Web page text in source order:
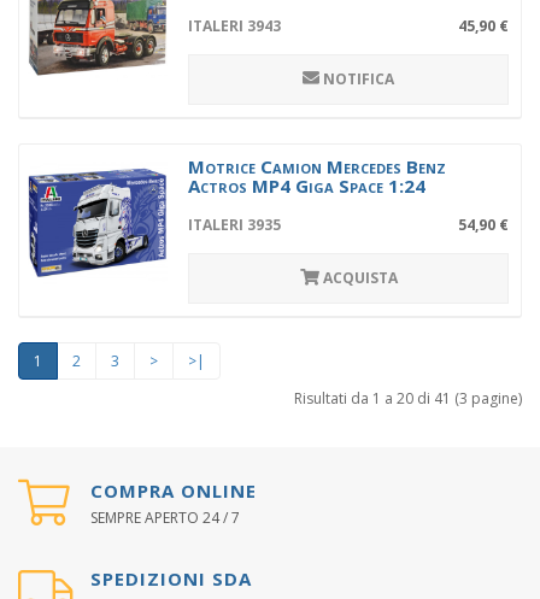
ITALERI 3943 45,90 €
NOTIFICA
Motrice Camion Mercedes Benz
Actros MP4 Giga Space 1:24
ITALERI 3935 54,90 €
ACQUISTA
1 2 3 >
>|
Risultati da 1 a 20 di 41 (3 pagine)
COMPRA ONLINE
SEMPRE APERTO 24 / 7
SPEDIZIONI SDA